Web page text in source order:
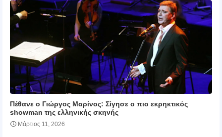
Πέθανε ο Γιώργος Μαρίνος: Σίγησε ο πιο εκρηκτικός
showman της ελληνικής σκηνής
Μάρτιος 11, 2026